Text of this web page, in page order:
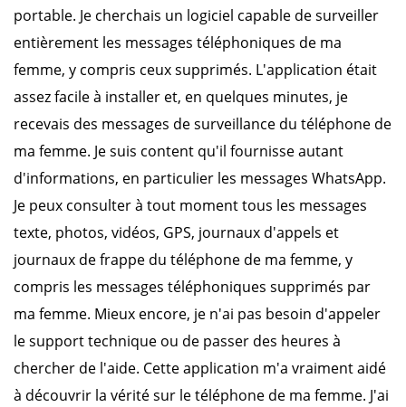
portable. Je cherchais un logiciel capable de surveiller
entièrement les messages téléphoniques de ma
femme, y compris ceux supprimés. L'application était
assez facile à installer et, en quelques minutes, je
recevais des messages de surveillance du téléphone de
ma femme. Je suis content qu'il fournisse autant
d'informations, en particulier les messages WhatsApp.
Je peux consulter à tout moment tous les messages
texte, photos, vidéos, GPS, journaux d'appels et
journaux de frappe du téléphone de ma femme, y
compris les messages téléphoniques supprimés par
ma femme. Mieux encore, je n'ai pas besoin d'appeler
le support technique ou de passer des heures à
chercher de l'aide. Cette application m'a vraiment aidé
à découvrir la vérité sur le téléphone de ma femme. J'ai